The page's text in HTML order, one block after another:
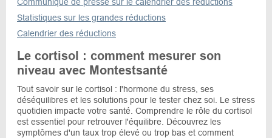
Statistiques sur les grandes réductions
Calendrier des réductions
Le cortisol : comment mesurer son
niveau avec Montestsanté
Tout savoir sur le cortisol : l'hormone du stress, ses
déséquilibres et les solutions pour le tester chez soi. Le stress
quotidien impacte votre santé. Comprendre le rôle du cortisol
est essentiel pour retrouver l'équilibre. Découvrez les
symptômes d'un taux trop élevé ou trop bas et comment